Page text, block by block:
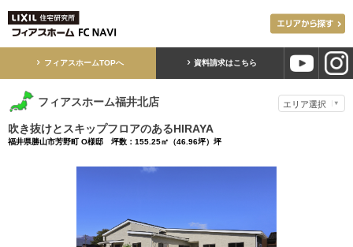
フィアスホームTOPへ 資料請求はこちら
フィアスホーム福井北店
吹き抜けとスキップフロアのあるHIRAYA
福井県勝山市芳野町 O様邸 坪数：155.25㎡（46.96坪）坪